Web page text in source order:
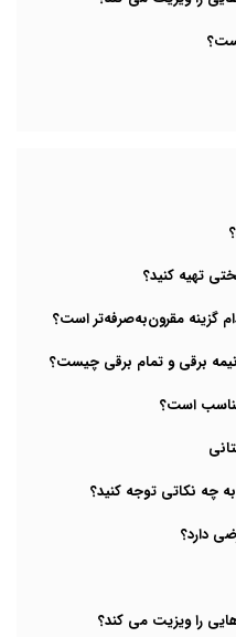
تهیه کنید؟
گزینه مقرون‌به‌صرفه‌تر است؟
برقی و تمام برقی چیست؟
است؟
چه نکاتی توجه کنید؟
دارد؟
را ویزیت می کند؟